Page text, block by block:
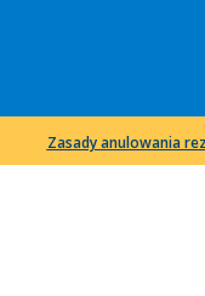
Zasady anulowania